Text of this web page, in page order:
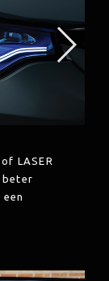
LASER
beter